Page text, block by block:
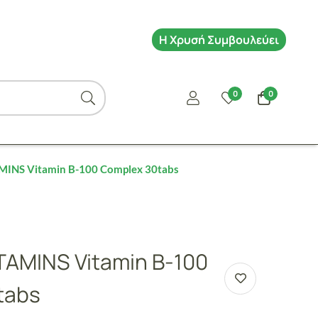
0 0
Η Χρυσή Συμβουλεύει
Vitamin B-100 Complex 30tabs
Vitamin B-100